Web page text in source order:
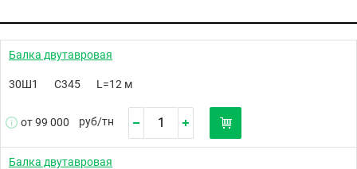
Балка двутавровая
30Ш1 С345 L=12 м
от 99 000 руб/тн
Балка двутавровая